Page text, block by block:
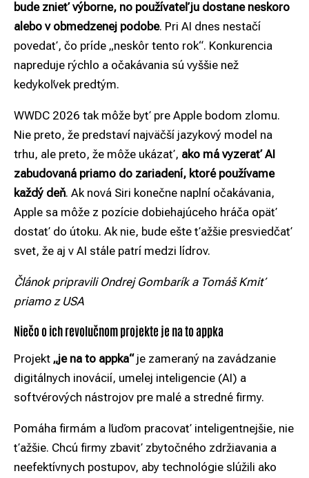
bude znieť výborne, no používateľ ju dostane neskoro
alebo v obmedzenej podobe. Pri AI dnes nestačí
povedať, čo príde „neskôr tento rok“. Konkurencia
napreduje rýchlo a očakávania sú vyššie než
kedykoľvek predtým.
WWDC 2026 tak môže byť pre Apple bodom zlomu.
Nie preto, že predstaví najväčší jazykový model na
trhu, ale preto, že môže ukázať, ako má vyzerať AI
zabudovaná priamo do zariadení, ktoré používame
každý deň. Ak nová Siri konečne naplní očakávania,
Apple sa môže z pozície dobiehajúceho hráča opäť
dostať do útoku. Ak nie, bude ešte ťažšie presviedčať
svet, že aj v AI stále patrí medzi lídrov.
Článok pripravili Ondrej Gombarík a Tomáš Kmiť
priamo z USA
Niečo o ich revolučnom projekte je na to appka
Projekt „je na to appka“je zameraný na zavádzanie
digitálnych inovácií, umelej inteligencie (AI) a
softvérových nástrojov pre malé a stredné firmy.
Pomáha firmám a ľuďom pracovať inteligentnejšie, nie
ťažšie. Chcú firmy zbaviť zbytočného zdržiavania a
neefektívnych postupov, aby technológie slúžili ako